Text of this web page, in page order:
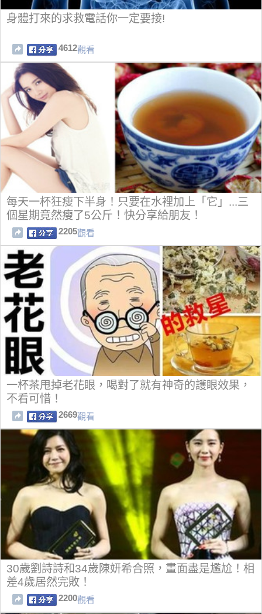
身體打來的求救電話你一定要接!
4612觀看
每天一杯狂瘦下半身！只要在水裡加上「它」...三
個星期竟然瘦了5公斤！快分享給朋友！
2205觀看
一杯茶甩掉老花眼，喝對了就有神奇的護眼效果，
不看可惜！
2669觀看
30歲劉詩詩和34歲陳妍希合照，畫面盡是尷尬！相
差4歲居然完敗！
2200觀看